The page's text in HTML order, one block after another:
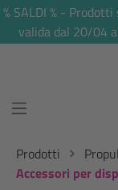
principale
% SALDI % -
valida dal 20/04
Prodotti
Accessori per